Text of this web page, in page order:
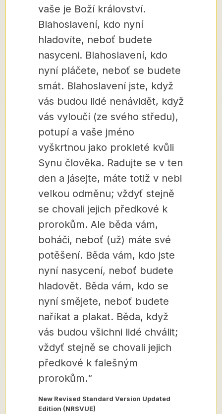
vaše je Boží království.
Blahoslavení, kdo nyní
hladovíte, neboť budete
nasyceni. Blahoslavení, kdo
nyní pláčete, neboť se budete
smát. Blahoslavení jste, když
vás budou lidé nenávidět, když
vás vyloučí (ze svého středu),
potupí a vaše jméno
vyškrtnou jako prokleté kvůli
Synu člověka. Radujte se v ten
den a jásejte, máte totiž v nebi
velkou odměnu; vždyť stejně
se chovali jejich předkové k
prorokům. Ale běda vám,
boháči, neboť (už) máte své
potěšení. Běda vám, kdo jste
nyní nasycení, neboť budete
hladovět. Běda vám, kdo se
nyní smějete, neboť budete
naříkat a plakat. Běda, když
vás budou všichni lidé chválit;
vždyť stejně se chovali jejich
předkové k falešným
prorokům.“
New Revised Standard Version Updated
Edition (NRSVUE)